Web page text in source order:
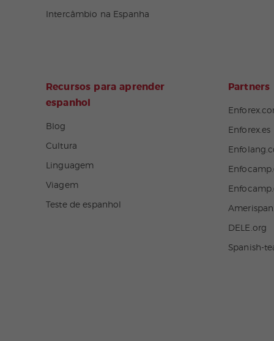
Intercâmbio na Espanha
Recursos para aprender
espanhol
Blog
Cultura
Linguagem
Viagem
Teste de espanhol
Partners
Enforex.es
DELE.org
Spanish-